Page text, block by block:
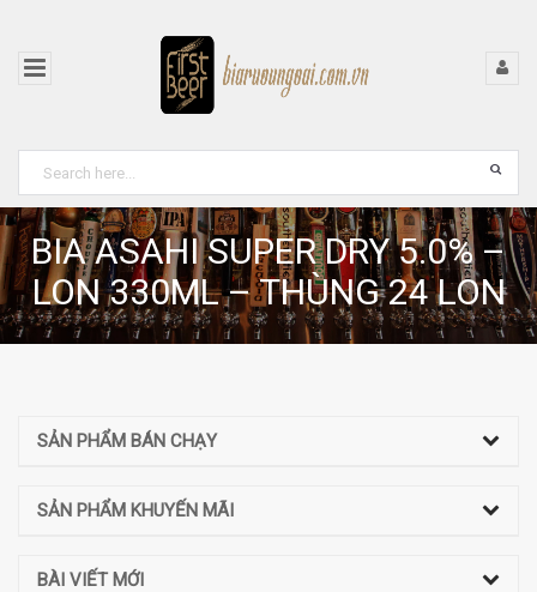
BIA ASAHI SUPER DRY 5.0% –
LON 330ML – THÙNG 24 LON
SẢN PHẨM BÁN CHẠY
SẢN PHẨM KHUYẾN MÃI
BÀI VIẾT MỚI